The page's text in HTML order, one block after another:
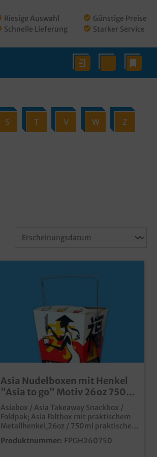
Riesige Auswahl
Schnelle Lieferung
Günstige Preise
Starker Service
S T V W Z
Asia Nudelboxen mit Henkel
"Asia to go" Motiv 26oz 750ml
500St
Asiabox / Asia Takeaway Snackbox /
Foldpak; Asia Faltbox mit praktischem
Metallhenkel,26oz / 750ml praktische
Snackbox für das Asia Take away
Geschäft Modernes Asia Neutralmotiv
Produktnummer: FPGH260750